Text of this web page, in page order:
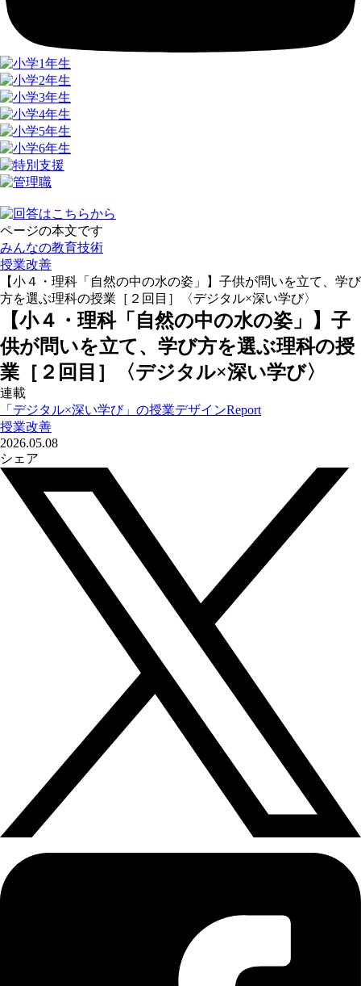
ページの本文です
みんなの教育技術
授業改善
【小４・理科「自然の中の水の姿」】子供が問いを立て、学び
方を選ぶ理科の授業［２回目］〈デジタル×深い学び〉
【小４・理科「自然の中の水の姿」】子
供が問いを立て、学び方を選ぶ理科の授
業［２回目］〈デジタル×深い学び〉
連載
「デジタル×深い学び」の授業デザインReport
授業改善
2026.05.08
シェア